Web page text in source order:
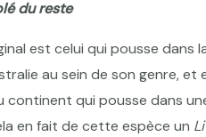
du reste
est celui qui pousse dans
au sein de son genre, et
continent qui pousse dans
en fait de cette espèce un